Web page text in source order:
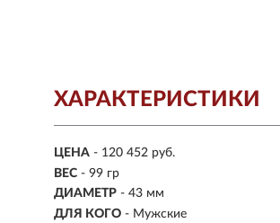
ХАРАКТЕРИСТИКИ
ЦЕНА - 120 452 руб.
ВЕС - 99 гр
ДИАМЕТР - 43 мм
ДЛЯ КОГО - Мужские